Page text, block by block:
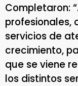
Completaron:
profesionales,
servicios de
crecimiento,
que se viene
los distintos